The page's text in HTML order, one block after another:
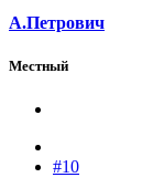
А.Петрович
Местный
#10